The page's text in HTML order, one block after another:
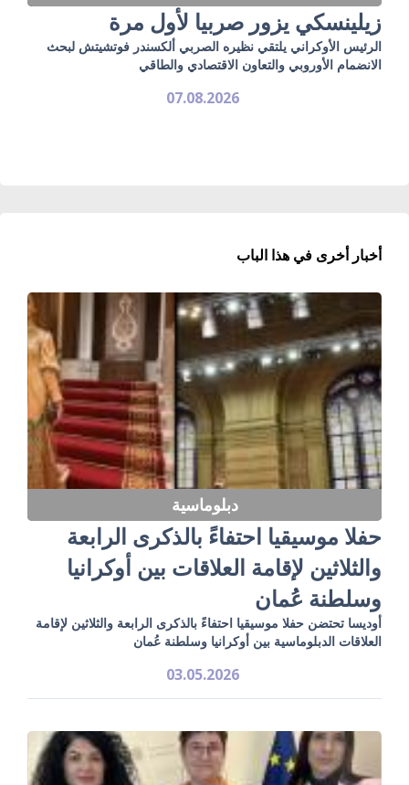
زيلينسكي يزور صربيا لأول مرة
الرئيس الأوكراني يلتقي نظيره الصربي ألكسندر فوتشيتش لبحث
الانضمام الأوروبي والتعاون الاقتصادي والطاقي
07.08.2026
أخبار أخرى في هذا الباب
دبلوماسية
حفلا موسيقيا احتفاءً بالذكرى الرابعة
والثلاثين لإقامة العلاقات بين أوكرانيا
وسلطنة عُمان
أوديسا تحتضن حفلا موسيقيا احتفاءً بالذكرى الرابعة والثلاثين لإقامة
العلاقات الدبلوماسية بين أوكرانيا وسلطنة عُمان
03.05.2026